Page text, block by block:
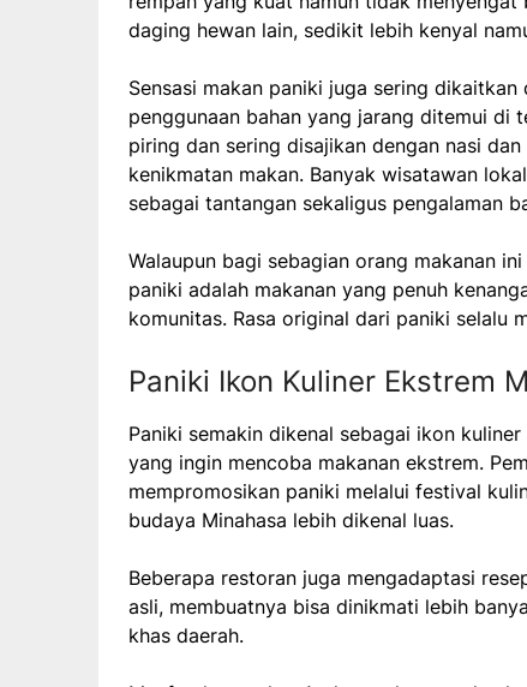
daging hewan lain, sedikit lebih kenyal
Sensasi makan paniki juga sering
penggunaan bahan yang jarang ditemui di
piring dan sering disajikan dengan nasi
kenikmatan makan. Banyak wisatawan
sebagai tantangan sekaligus pengalaman
Walaupun bagi sebagian orang makanan
paniki adalah makanan yang penuh
komunitas. Rasa original dari paniki selalu
Paniki Ikon Kuliner Ekstrem
Paniki semakin dikenal sebagai ikon
yang ingin mencoba makanan ekstrem.
mempromosikan paniki melalui festival
budaya Minahasa lebih dikenal luas.
Beberapa restoran juga mengadaptasi
asli, membuatnya bisa dinikmati lebih
khas daerah.